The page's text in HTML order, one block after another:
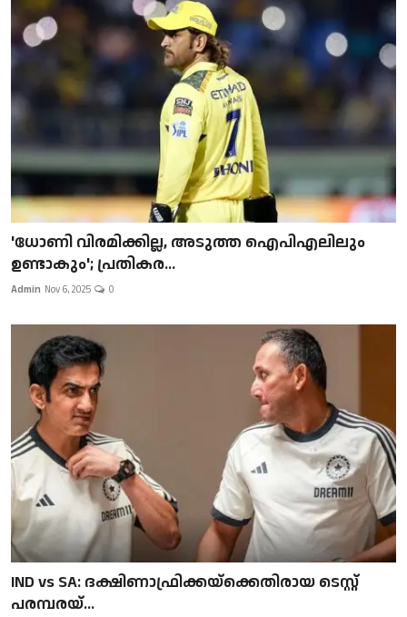
'ധോണി വിരമിക്കില്ല, അടുത്ത ഐപിഎലിലും
ഉണ്ടാകും'; പ്രതികര...
Admin Nov 6, 2025 0
IND vs SA: ദക്ഷിണാഫ്രിക്കയ്‌ക്കെതിരായ ടെസ്റ്റ്
പരമ്പരയ്...